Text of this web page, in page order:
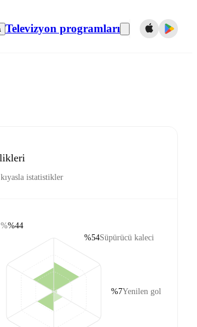
Televizyon programları
istatistikler
%44
Süpürücü kaleci
%54
Yenilen gol
%7